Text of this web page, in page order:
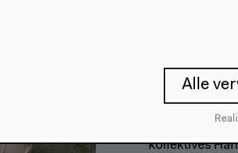
Ist eine
jenseits der
einzigen
gemeinsame
kollektives
Alle